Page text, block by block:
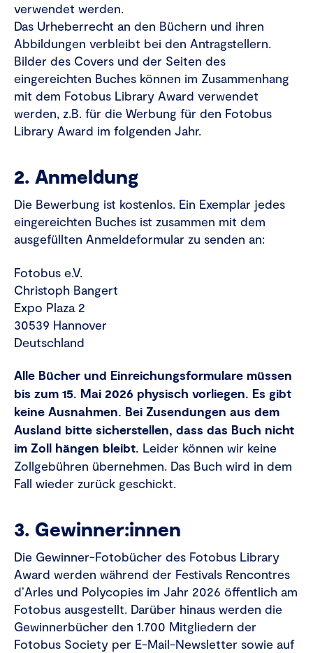
verwendet werden.
Das Urheberrecht an den Büchern und ihren
Abbildungen verbleibt bei den Antragstellern.
Bilder des Covers und der Seiten des
eingereichten Buches können im Zusammenhang
mit dem Fotobus Library Award verwendet
werden, z.B. für die Werbung für den Fotobus
Library Award im folgenden Jahr.
2. Anmeldung
Die Bewerbung ist kostenlos. Ein Exemplar jedes
eingereichten Buches ist zusammen mit dem
ausgefüllten Anmeldeformular zu senden an:
Fotobus e.V.
Christoph Bangert
Expo Plaza 2
30539 Hannover
Deutschland
Alle Bücher und Einreichungsformulare müssen
bis zum 15. Mai 2026 physisch vorliegen. Es gibt
keine Ausnahmen. Bei Zusendungen aus dem
Ausland bitte sicherstellen, dass das Buch nicht
im Zoll hängen bleibt. Leider können wir keine
Zollgebühren übernehmen. Das Buch wird in dem
Fall wieder zurück geschickt.
3. Gewinner:innen
Die Gewinner-Fotobücher des Fotobus Library
Award werden während der Festivals Rencontres
d’Arles und Polycopies im Jahr 2026 öffentlich am
Fotobus ausgestellt. Darüber hinaus werden die
Gewinnerbücher den 1.700 Mitgliedern der
Fotobus Society per E-Mail-Newsletter sowie auf